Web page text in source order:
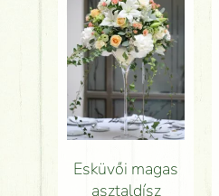
Esküvői magas
asztaldísz